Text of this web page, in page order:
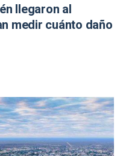
llegaron al
medir cuánto daño